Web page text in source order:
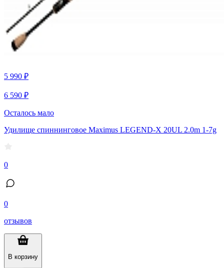
5 990 ₽
6 590 ₽
Осталось мало
Удилище спиннинговое Maximus LEGEND-X 20UL 2.0m 1-7g
0
0
отзывов
В корзину